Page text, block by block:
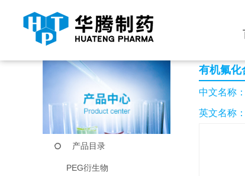
当前位置： 首页 产品中心 1,1-二氯-2-碘
产品目录
PEG衍生物
有机氟化
中文名称
英文名称